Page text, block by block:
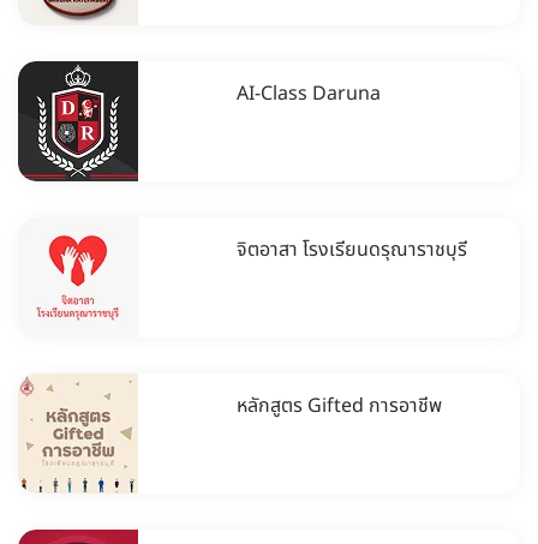
AI-Class Daruna
จิตอาสา โรงเรียนดรุณาราชบุรี
หลักสูตร Gifted การอาชีพ